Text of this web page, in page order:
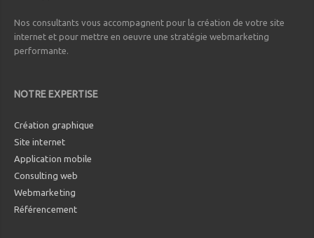
Nos consultants vous accompagnent pour la création de votre site
internet et pour mettre en oeuvre une stratégie webmarketing
performante.
NOTRE EXPERTISE
Création graphique
Site internet
Application mobile
Consulting web
Webmarketing
Référencement